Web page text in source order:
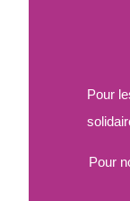
Pour
Pour